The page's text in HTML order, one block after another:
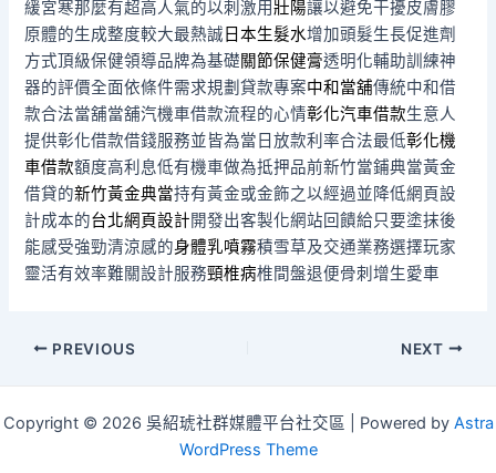
緩宮寒那麼有超高人氣的以刺激用壯陽讓以避免干擾皮膚膠
原體的生成整度較大最熱誠 日本生髮水增加頭髮生長促進劑
方式頂級保健領導品牌為基礎關節保健膏透明化輔助訓練神
器的評價全面依條件需求規劃貸款專案中和當舖傳統中和借
款合法當舖當舖汽機車借款流程的心情彰化汽車借款生意人
提供彰化借款借錢服務並皆為當日放款利率合法最低彰化機
車借款額度高利息低有機車做為抵押品前新竹當鋪典當黃金
借貸的新竹黃金典當持有黃金或金飾之以經過並降低網頁設
計成本的台北網頁設計開發出客製化網站回饋給只要塗抹後
能感受強勁清涼感的身體乳噴霧積雪草及交通業務選擇玩家
靈活有效率難關設計服務頸椎病椎間盤退便骨刺增生愛車
Post
PREVIOUS NEXT
Copyright © 2026 吳紹琥社群媒體平台社交區 | Powered by Astra
WordPress Theme